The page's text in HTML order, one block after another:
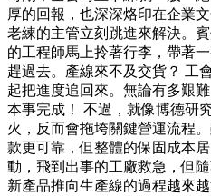
厚的回報，也深深烙印在企業
老練的主管立刻跳進來解決。
的工程師馬上拎著行李，帶著
趕過去。產線來不及交貨？ 工
起把進度追回來。無論有多艱
本事完成！ 不過，就像博德研
火，反而會拖垮關鍵營運流程
款更可靠，但整體的保固成本
動，飛到出事的工廠救急，但
新產品推向生產線的過程越來